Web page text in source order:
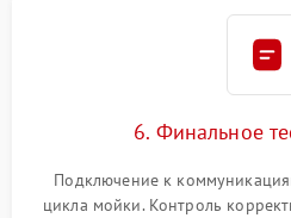
6. Финальное
Подключение к
цикла мойки. Контроль